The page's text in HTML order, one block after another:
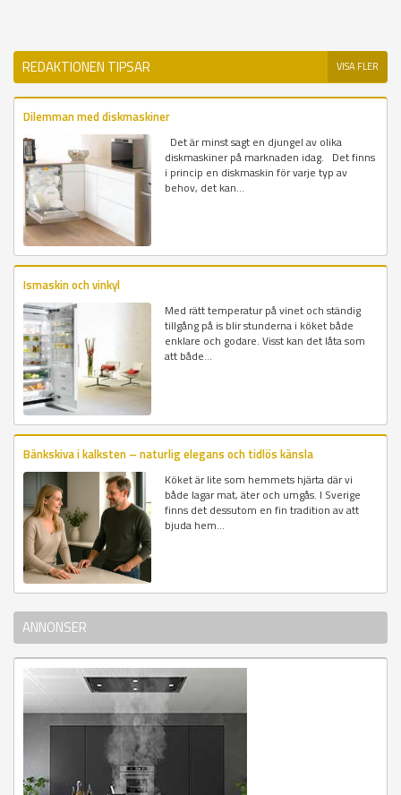
REDAKTIONEN TIPSAR VISA FLER
Dilemman med diskmaskiner
Det är minst sagt en djungel av olika
diskmaskiner på marknaden idag. Det finns
i princip en diskmaskin för varje typ av
behov, det kan...
Ismaskin och vinkyl
Med rätt temperatur på vinet och ständig
tillgång på is blir stunderna i köket både
enklare och godare. Visst kan det låta som
att både...
Bänkskiva i kalksten – naturlig elegans och tidlös känsla
Köket är lite som hemmets hjärta där vi
både lagar mat, äter och umgås. I Sverige
finns det dessutom en fin tradition av att
bjuda hem...
ANNONSER